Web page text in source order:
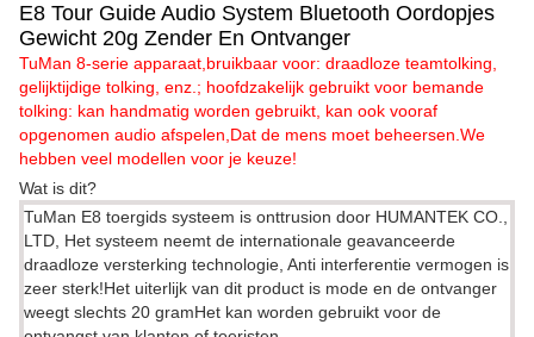
E8 Tour Guide Audio System Bluetooth Oordopjes
Gewicht 20g Zender En Ontvanger
TuMan 8-serie apparaat,bruikbaar voor: draadloze teamtolking,
gelijktijdige tolking, enz.; hoofdzakelijk gebruikt voor bemande
tolking: kan handmatig worden gebruikt, kan ook vooraf
opgenomen audio afspelen,Dat de mens moet beheersen.We
hebben veel modellen voor je keuze!
Wat is dit?
TuMan E8 toergids systeem is onttrusion door HUMANTEK CO.,
LTD, Het systeem neemt de internationale geavanceerde
draadloze versterking technologie, Anti interferentie vermogen is
zeer sterk!Het uiterlijk van dit product is mode en de ontvanger
weegt slechts 20 gramHet kan worden gebruikt voor de